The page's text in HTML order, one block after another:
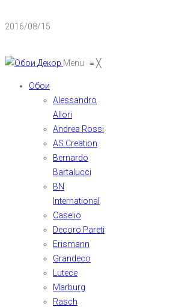
2016/08/15
Menu ≡╳
Обои
Alessandro
Allori
Andrea Rossi
AS Creation
Bernardo
Bartalucci
BN
International
Caselio
Decoro Pareti
Erismann
Grandeco
Lutece
Marburg
Rasch